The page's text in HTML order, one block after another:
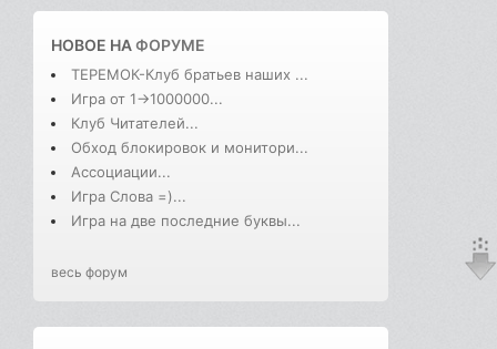
НОВОЕ НАФОРУМЕ
ТЕРЕМОК-Клуб братьев наших ...
Игра от 1->1000000...
Клуб Читателей...
Обход блокировок и монитори...
Ассоциации...
Игра Слова =)...
Игра на две последние буквы...
весь форум